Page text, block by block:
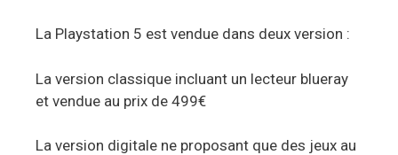
La Playstation 5 est vendue dans deux version :
La version classique incluant un lecteur blueray
et vendue au prix de 499€
La version digitale ne proposant que des jeux au